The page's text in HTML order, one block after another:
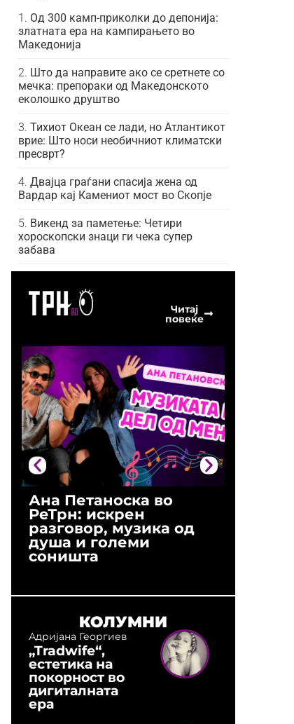
Од 300 камп-приколки до депонија:
златната ера на кампирањето во
Македонија
Што да направите ако се сретнете со
мечка: препораки од Македонското
еколошко друштво
Тихиот Океан се лади, но Атлантикот
врие: Што носи необичниот климатски
пресврт?
Двајца граѓани спасија жена од
Вардар кај Камениот мост во Скопје
Викенд за паметење: Четири
хороскопски знаци ги чека супер
забава
Читај
повеќе
Ана Петаноска во
РеТрн: искрен
разговор, музика од
душа и големи
соништа
КОЛУМНИ
Адријана Георгиев
„Tradwife“,
естетика на
покорност во
дигиталната
ера